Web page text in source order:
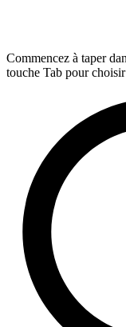
Commencez à taper
touche Tab pour